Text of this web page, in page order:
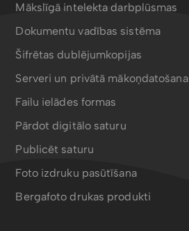
Mākslīgā intelekta darbplūsmas
Dokumentu vadības sistēma
Šifrētas dublējumkopijas
Serveri un privātā mākoņdatošana
Failu ielādes formas
Pārdot digitālo saturu
Publicēt saturu
Foto izdruku pasūtīšana
Bergafoto drukas produkti